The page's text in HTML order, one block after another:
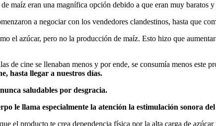
maíz eran una magnífica opción debido a que eran muy baratos
a negociar con los vendedores clandestinos, hasta que
el azúcar, pero no la producción de maíz. Esto hizo que
de cine se llenaban menos y por ende, se consumía menos este
hasta llegar a nuestros días.
saludables por desgracia.
le llama especialmente la atención la estimulación sonora
el producto te crea dependencia física por la alta carga de